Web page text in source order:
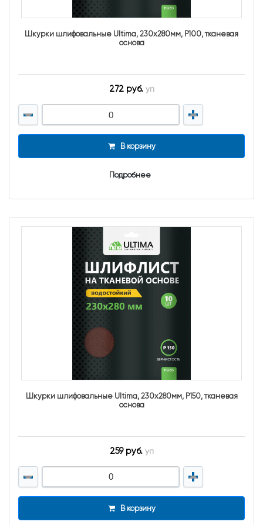
Шкурки шлифовальные Ultima, 230x280мм, Р100, тканевая
основа
272 руб. уп
В корзину
Подробнее
Шкурки шлифовальные Ultima, 230x280мм, Р150, тканевая
основа
259 руб. уп
В корзину